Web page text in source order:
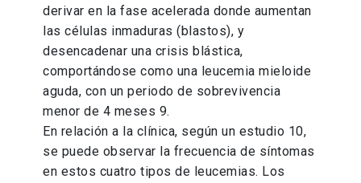
derivar en la fase acelerada donde aumentan
las células inmaduras (blastos), y
desencadenar una crisis blástica,
comportándose como una leucemia mieloide
aguda, con un periodo de sobrevivencia
menor de 4 meses 9.
En relación a la clínica, según un estudio 10,
se puede observar la frecuencia de síntomas
en estos cuatro tipos de leucemias. Los